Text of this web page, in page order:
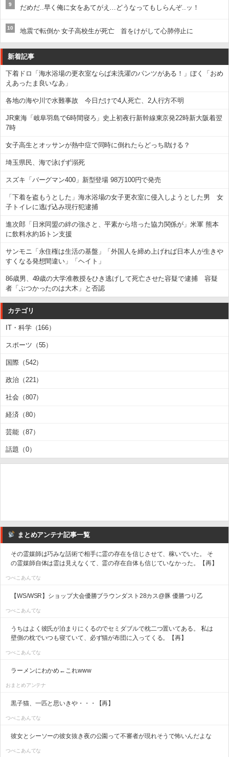
9 だめだ..早く俺に女をあてがえ…どうなってもしらんぞ..ッ！
10 地震で転倒か 女子高校生が死亡 首をけがして心肺停止に
新着記事
下着ドロ「海水浴場の更衣室ならば未洗濯のパンツがある！」ぼく「おめ
えあったま良いなあ」
各地の海や川で水難事故 今日だけで4人死亡、2人行方不明
JR東海「岐阜羽島で6時間寝ろ」史上初夜行新幹線東京発22時新大阪着翌
7時
女子高生とオッサンが熱中症で同時に倒れたらどっち助ける？
埼玉県民、海で泳げず溺死
スズキ「バーグマン400」新型登場 98万100円で発売
「下着を盗もうとした」海水浴場の女子更衣室に侵入しようとした男 女
子トイレに逃げ込み現行犯逮捕
進次郎「日米同盟の絆の強さと、平素から培った協力関係が」米軍 熊本
に飲料水約16トン支援
サンモニ「永住権は生活の基盤」「外国人を締め上げれば日本人が生きや
すくなる発想間違い」「ヘイト」
86歳男、49歳の大学准教授をひき逃げして死亡させた容疑で逮捕 容疑
者「ぶつかったのは大木」と否認
カテゴリ
IT・科学（166）
スポーツ（55）
国際（542）
政治（221）
社会（807）
経済（80）
芸能（87）
話題（0）
まとめアンテナ記事一覧
その霊媒師は巧みな話術で相手に霊の存在を信じさせて、稼いでいた。 そ
の霊媒師自体は霊は見えなくて、霊の存在自体も信じていなかった。【再】
つべこあんてな
【WS/WSR】ショップ大会優勝ブラウンダスト28カス@豚 優勝つり乙
つべこあんてな
うちはよく彼氏が泊まりにくるのでセミダブルで枕二つ置いてある。 私は
壁側の枕でいつも寝ていて、必ず猫が布団に入ってくる。【再】
つべこあんてな
ラーメンにわかめ←これwww
おまとめアンテナ
黒子猫、一匹と思いきや・・・【再】
つべこあんてな
彼女とシーソーの彼女抜き夜の公園って不審者が現れそうで怖いんだよな
つべこあんてな